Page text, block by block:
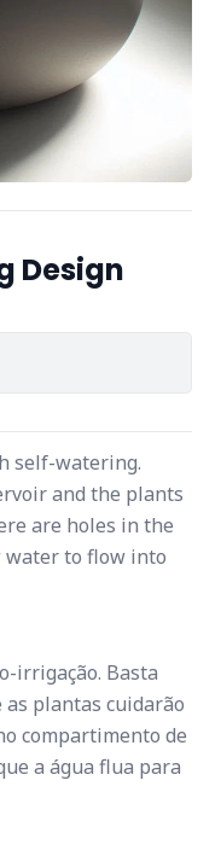
Design
self-watering.
and the plants
are holes in the
to flow into
irrigação. Basta
plantas cuidarão
compartimento de
a água flua para